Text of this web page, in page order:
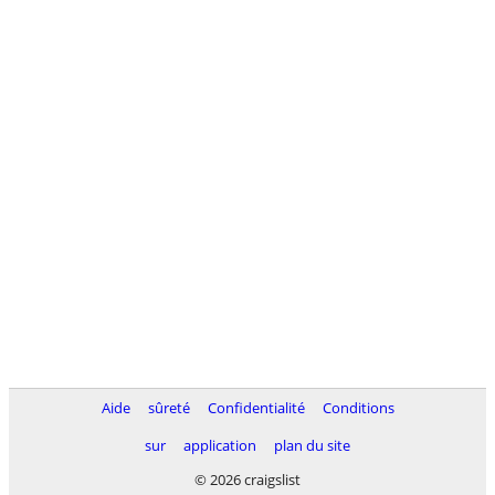
Aide sûreté Confidentialité
Conditions
sur
application
plan du site
© 2026 craigslist